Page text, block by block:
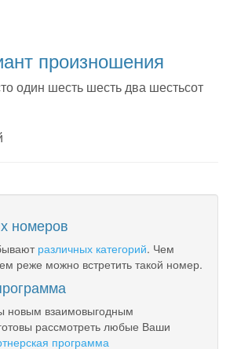
произношения
один шесть шесть два шестьсот
номеров
различных категорий. Чем
реже можно встретить такой номер.
новым взаимовыгодным
рассмотреть любые Ваши
программа